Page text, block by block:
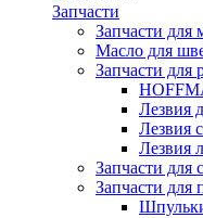
Запчасти
Запчасти для
Масло для
Запчасти для
Лезвия
Лезвия
Лезвия
Запчасти
Запчасти